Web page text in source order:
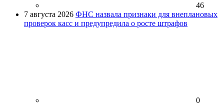
46
7 августа 2026 ФНС назвала признаки для внеплановых
проверок касс и предупредила о росте штрафов
0